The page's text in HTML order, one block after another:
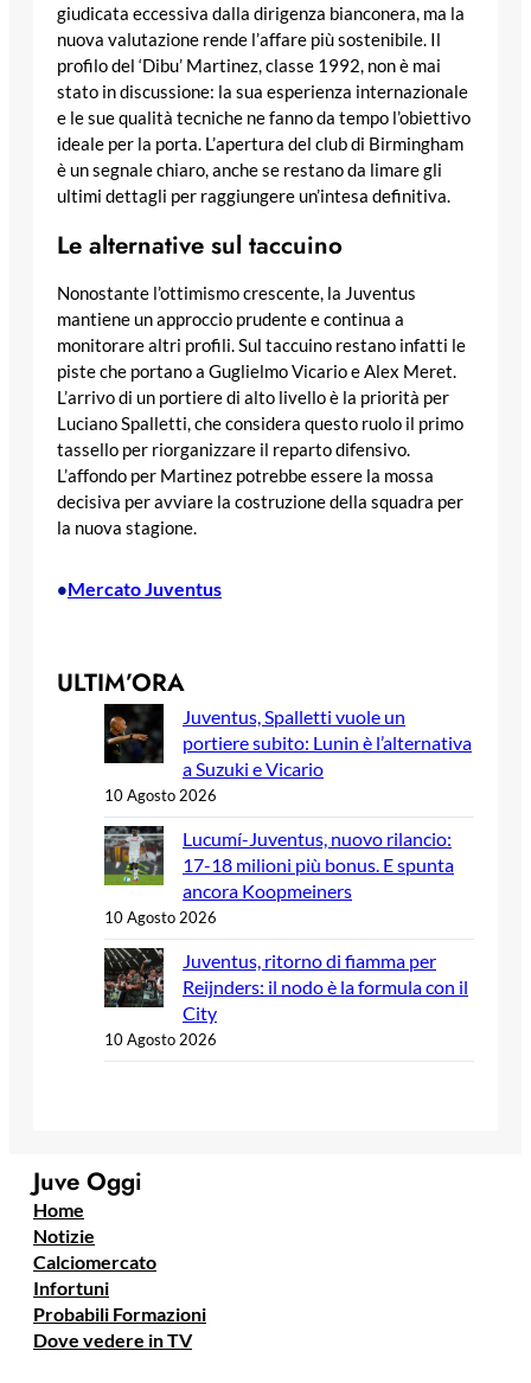
giudicata eccessiva dalla dirigenza bianconera, ma la
nuova valutazione rende l’affare più sostenibile. Il
profilo del ‘Dibu’ Martinez, classe 1992, non è mai
stato in discussione: la sua esperienza internazionale
e le sue qualità tecniche ne fanno da tempo l’obiettivo
ideale per la porta. L’apertura del club di Birmingham
è un segnale chiaro, anche se restano da limare gli
ultimi dettagli per raggiungere un’intesa definitiva.
Le alternative sul taccuino
Nonostante l’ottimismo crescente, la Juventus
mantiene un approccio prudente e continua a
monitorare altri profili. Sul taccuino restano infatti le
piste che portano a Guglielmo Vicario e Alex Meret.
L’arrivo di un portiere di alto livello è la priorità per
Luciano Spalletti, che considera questo ruolo il primo
tassello per riorganizzare il reparto difensivo.
L’affondo per Martinez potrebbe essere la mossa
decisiva per avviare la costruzione della squadra per
la nuova stagione.
•Mercato Juventus
ULTIM’ORA
Juventus, Spalletti vuole un
portiere subito: Lunin è l’alternativa
a Suzuki e Vicario
10 Agosto 2026
Lucumí-Juventus, nuovo rilancio:
17-18 milioni più bonus. E spunta
ancora Koopmeiners
10 Agosto 2026
Juventus, ritorno di fiamma per
Reijnders: il nodo è la formula con il
City
10 Agosto 2026
Juve Oggi
Home
Notizie
Calciomercato
Infortuni
Probabili Formazioni
Dove vedere in TV